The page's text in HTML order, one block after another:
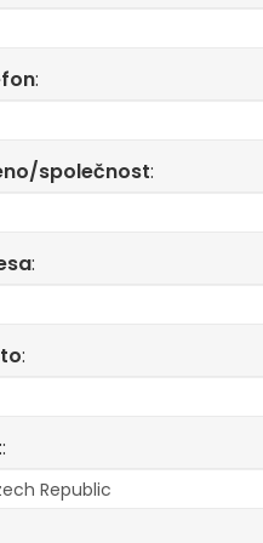
:
společnost:
:
:
: